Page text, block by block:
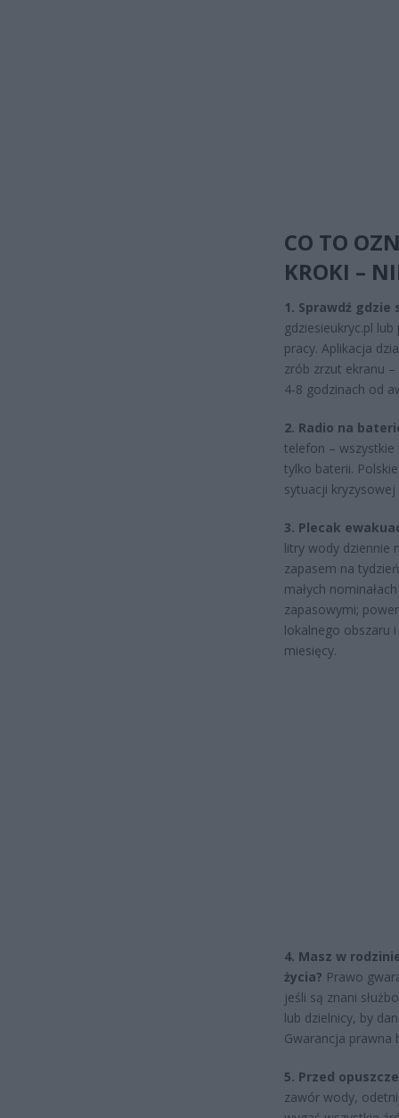
CO TO
KROKI –
1. Sprawdź
gdziesieukryc.pl
pracy. Aplikacja
zrób zrzut ekranu
4-8 godzinach od
2. Radio na
telefon – wszystkie
tylko baterii.
sytuacji
3. Plecak
litry wody dziennie
zapasem na
małych
zapasowymi;
lokalnego obszaru
miesięcy.
4. Masz w
życia? Prawo
jeśli są znani
lub dzielnicy, by
Gwarancja prawna
5. Przed
zawór wody,